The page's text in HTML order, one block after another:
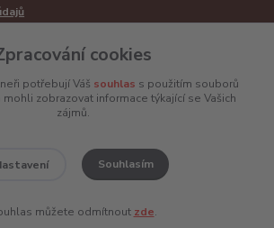
ADR
na
Eshop-rychle.cz
cookies
potřebují Váš souhlas s použitím souborů
mohli zobrazovat informace týkající se Vašich
zájmů.
Souhlasím
můžete odmítnout zde.